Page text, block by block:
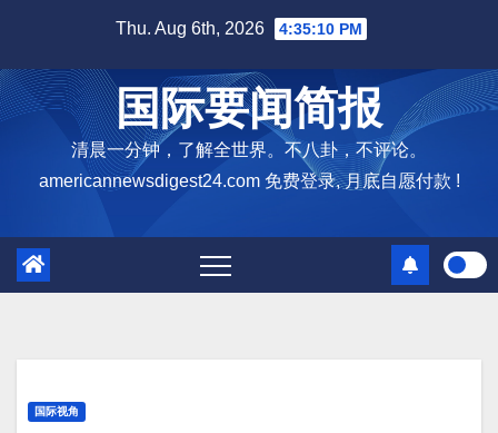
content
Thu. Aug 6th, 2026 4:35:11 PM
国际要闻简报
清晨一分钟，了解全世界。不八卦，不评论。
americannewsdigest24.com 免费登录, 月底自愿付款 !
国际视角